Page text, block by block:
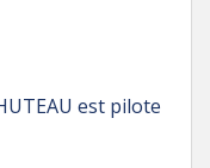
est pilote